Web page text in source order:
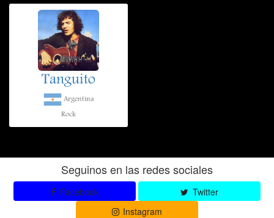
Tanguito
Argentina
Rock
Seguinos en las redes sociales
Facebook
Twitter
Instagram